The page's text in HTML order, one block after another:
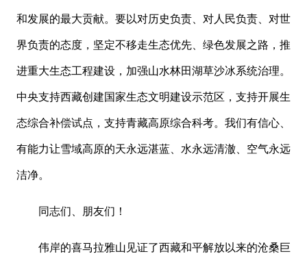
和发展的最大贡献。要以对历史负责、对人民负责、对世
界负责的态度，坚定不移走生态优先、绿色发展之路，推
进重大生态工程建设，加强山水林田湖草沙冰系统治理。
中央支持西藏创建国家生态文明建设示范区，支持开展生
态综合补偿试点，支持青藏高原综合科考。我们有信心、
有能力让雪域高原的天永远湛蓝、水永远清澈、空气永远
洁净。
同志们、朋友们！
伟岸的喜马拉雅山见证了西藏和平解放以来的沧桑巨